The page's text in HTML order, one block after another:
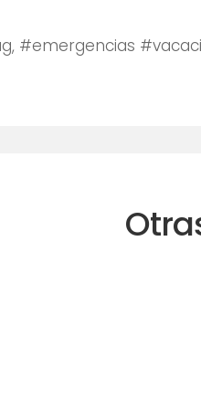
#emergencias